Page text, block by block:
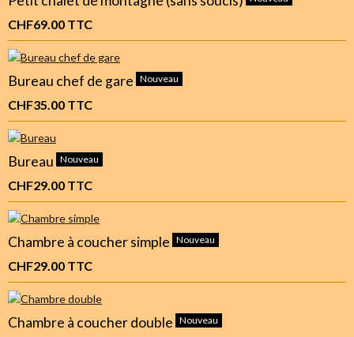
CHF69.00 TTC
Bureau chef de gare Nouveau
CHF35.00 TTC
Bureau Nouveau
CHF29.00 TTC
Chambre à coucher simple Nouveau
CHF29.00 TTC
Chambre à coucher double Nouveau